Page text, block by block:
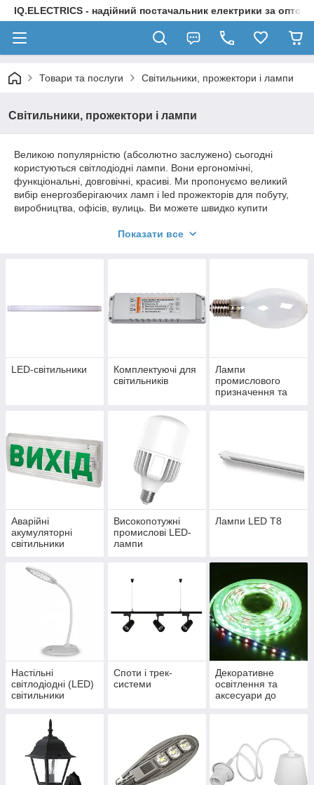
IQ.ELECTRICS - надійний постачальник електрики за
Товари та послуги Світильники, прожектори і лампи
Світильники, прожектори і лампи
Великою популярністю (абсолютно заслужено) сьогодні
користуються світлодіодні лампи. Вони ергономічні,
функціональні, довговічні, красиві. Ми пропонуємо великий
вибір енергозберігаючих ламп і led прожекторів для побуту,
виробництва, офісів, вулиць. Ви можете швидко купити
стелями) безпосередньо в інтернет-каталозі або приїхавши в
асортименті є фото відмінної якості, докладний опис товару
та всіх технічних характеристик. При цьому придбати led
лампу, лампи T8, лампи галогенні – з самою швидкою
доступних і демократичних цін в регіоні!
Также преимуществом выбора светодиодных ламп у нас
является то, что наша команда работает в данной сфере вот
электротоваров и постоянно предлагаем самые новаторские
и актуальные модели из любой категории, а также знаем
абсолютно все о нашей продукции, помогая вам
определиться со всеми деталями покупки.
Показати все
LED-світильники
Комплектуючі для
світильників
Лампи
промислового
призначення та
Аварійні
акумуляторні
світильники
Високопотужні
промислові LED-
лампи
Лампи LED T8
Настільні
світлодіодні (LED)
світильники
Споти і трек-
системи
Декоративне
освітлення та
аксесуари до